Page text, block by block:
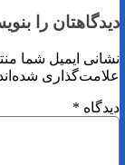
دیدگاهتان را
نشانی ایمیل شما
علامت‌گذاری
دیدگاه *